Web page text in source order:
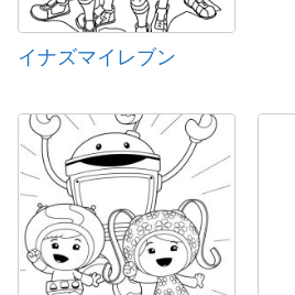
イナズマイレブン